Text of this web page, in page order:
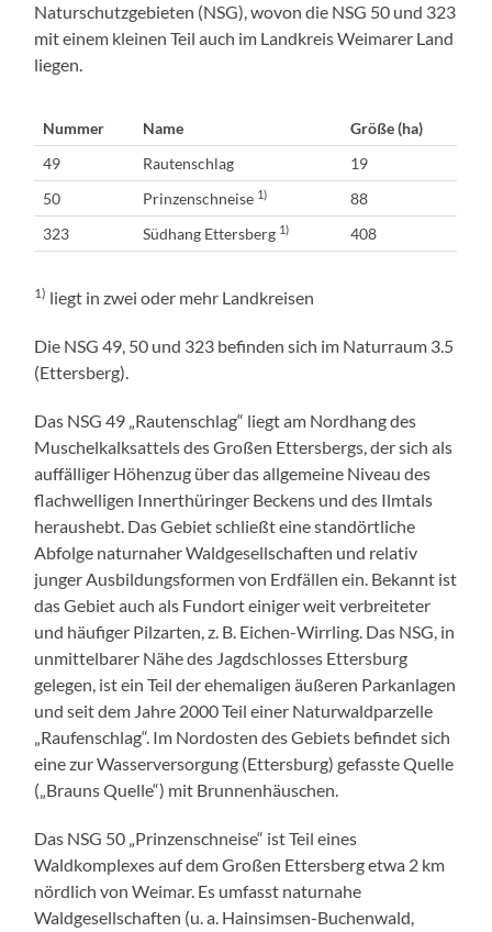
Naturschutzgebieten (NSG), wovon die NSG 50 und 323
mit einem kleinen Teil auch im Landkreis Weimarer Land
liegen.
Nummer Name
Größe (ha)
49
Rautenschlag
19
50
Prinzenschneise 1)
88
323
Südhang Ettersberg 1) 408
1) liegt in zwei oder mehr Landkreisen
Die NSG 49, 50 und 323 befinden sich im Naturraum 3.5
(Ettersberg).
Das NSG 49 „Rautenschlag“ liegt am Nordhang des
Muschelkalksattels des Großen Ettersbergs, der sich als
auffälliger Höhenzug über das allgemeine Niveau des
flachwelligen Innerthüringer Beckens und des Ilmtals
heraushebt. Das Gebiet schließt eine standörtliche
Abfolge naturnaher Waldgesellschaften und relativ
junger Ausbildungsformen von Erdfällen ein. Bekannt ist
das Gebiet auch als Fundort einiger weit verbreiteter
und häufiger Pilzarten, z. B. Eichen-Wirrling. Das NSG, in
unmittelbarer Nähe des Jagdschlosses Ettersburg
gelegen, ist ein Teil der ehemaligen äußeren Parkanlagen
und seit dem Jahre 2000 Teil einer Naturwaldparzelle
„Raufenschlag“. Im Nordosten des Gebiets befindet sich
eine zur Wasserversorgung (Ettersburg) gefasste Quelle
(„Brauns Quelle“) mit Brunnenhäuschen.
Das NSG 50 „Prinzenschneise“ ist Teil eines
Waldkomplexes auf dem Großen Ettersberg etwa 2 km
nördlich von Weimar. Es umfasst naturnahe
Waldgesellschaften (u. a. Hainsimsen-Buchenwald,